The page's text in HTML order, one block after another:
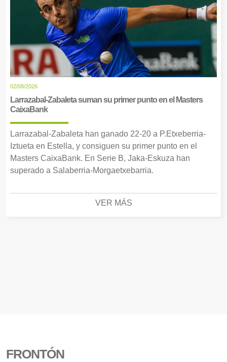
02/08/2026
Larrazabal-Zabaleta suman su primer punto en el Masters
CaixaBank
Larrazabal-Zabaleta han ganado 22-20 a P.Etxeberria-
Iztueta en Estella, y consiguen su primer punto en el
Masters CaixaBank. En Serie B, Jaka-Eskuza han
superado a Salaberria-Morgaetxebarria.
VER MÁS
FRONTÓN